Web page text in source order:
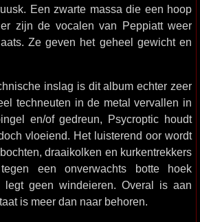
Een zwarte massa die een hoop
zijn de vocalen van Peppiatt weer
Ze geven het geheel gewicht en
inslag is dit album echter zeer
techneuten in de metal vervallen in
en/of gedreun, Psycroptic houdt
vloeiend. Het luisterend oor wordt
draaikolken en kurkentrekkers
een onverwachts botte hoek
legt geen windeieren. Overal is aan
is meer dan naar behoren.